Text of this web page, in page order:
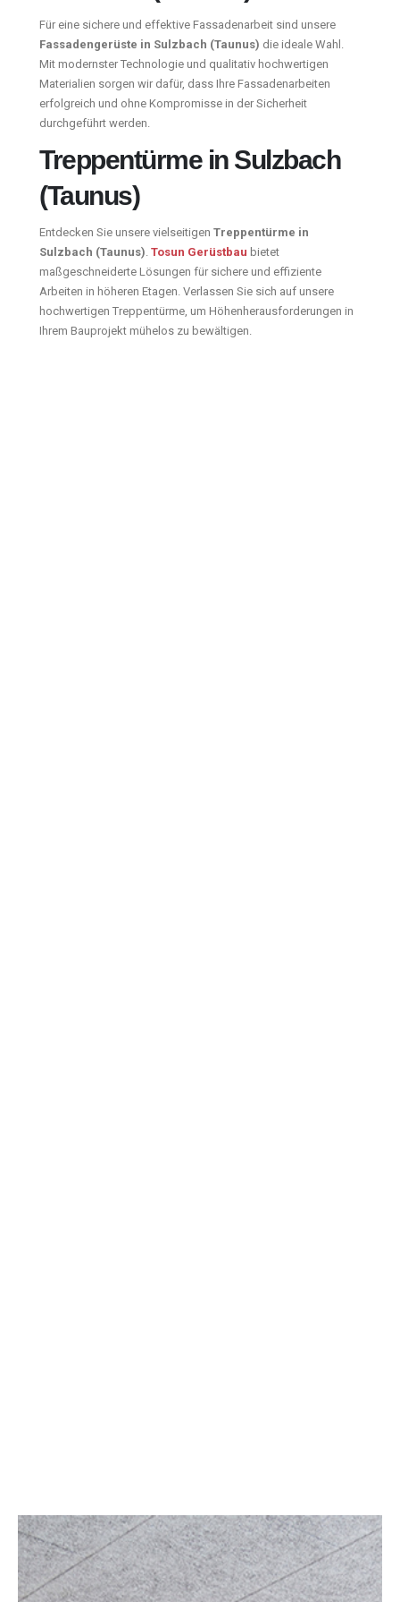
Für eine sichere und effektive Fassadenarbeit sind unsere
Fassadengerüste in Sulzbach (Taunus) die ideale Wahl.
Mit modernster Technologie und qualitativ hochwertigen
Materialien sorgen wir dafür, dass Ihre Fassadenarbeiten
erfolgreich und ohne Kompromisse in der Sicherheit
durchgeführt werden.
Treppentürme in Sulzbach
(Taunus)
Entdecken Sie unsere vielseitigen Treppentürme in
Sulzbach (Taunus). Tosun Gerüstbau bietet
maßgeschneiderte Lösungen für sichere und effiziente
Arbeiten in höheren Etagen. Verlassen Sie sich auf unsere
hochwertigen Treppentürme, um Höhenherausforderungen in
Ihrem Bauprojekt mühelos zu bewältigen.